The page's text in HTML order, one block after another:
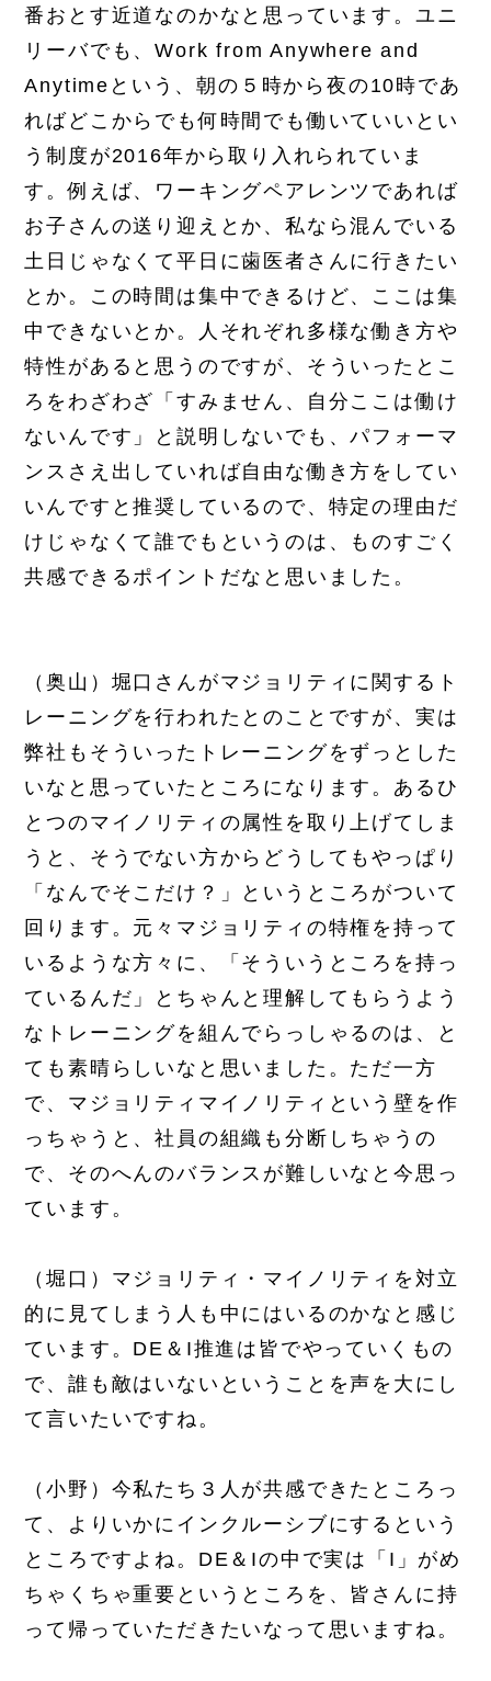
番おとす近道なのかなと思っています。ユニ
リーバでも、Work from Anywhere and
Anytimeという、朝の５時から夜の10時であ
ればどこからでも何時間でも働いていいとい
う制度が2016年から取り入れられていま
す。例えば、ワーキングペアレンツであれば
お子さんの送り迎えとか、私なら混んでいる
土日じゃなくて平日に歯医者さんに行きたい
とか。この時間は集中できるけど、ここは集
中できないとか。人それぞれ多様な働き方や
特性があると思うのですが、そういったとこ
ろをわざわざ「すみません、自分ここは働け
ないんです」と説明しないでも、パフォーマ
ンスさえ出していれば自由な働き方をしてい
いんですと推奨しているので、特定の理由だ
けじゃなくて誰でもというのは、ものすごく
共感できるポイントだなと思いました。
（奥山）堀口さんがマジョリティに関するト
レーニングを行われたとのことですが、実は
弊社もそういったトレーニングをずっとした
いなと思っていたところになります。あるひ
とつのマイノリティの属性を取り上げてしま
うと、そうでない方からどうしてもやっぱり
「なんでそこだけ？」というところがついて
回ります。元々マジョリティの特権を持って
いるような方々に、「そういうところを持っ
ているんだ」とちゃんと理解してもらうよう
なトレーニングを組んでらっしゃるのは、と
ても素晴らしいなと思いました。ただ一方
で、マジョリティマイノリティという壁を作
っちゃうと、社員の組織も分断しちゃうの
で、そのへんのバランスが難しいなと今思っ
ています。
（堀口）マジョリティ・マイノリティを対立
的に見てしまう人も中にはいるのかなと感じ
ています。DE＆I推進は皆でやっていくもの
で、誰も敵はいないということを声を大にし
て言いたいですね。
（小野）今私たち３人が共感できたところっ
て、よりいかにインクルーシブにするという
ところですよね。DE＆Iの中で実は「I」がめ
ちゃくちゃ重要というところを、皆さんに持
って帰っていただきたいなって思いますね。